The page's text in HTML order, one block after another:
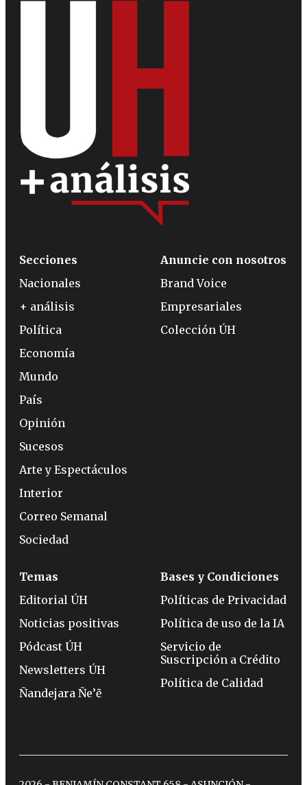
Secciones
Nacionales
+ análisis
Política
Economía
Mundo
País
Opinión
Sucesos
Arte y Espectáculos
Interior
Correo Semanal
Sociedad
Anuncie con nosotros
Brand Voice
Empresariales
Colección ÚH
Temas
Editorial ÚH
Noticias positivas
Pódcast ÚH
Newsletters ÚH
Ñandejara Ñe’ẽ
Bases y Condiciones
Políticas de Privacidad
Política de uso de la IA
Servicio de
Suscripción a Crédito
Política de Calidad